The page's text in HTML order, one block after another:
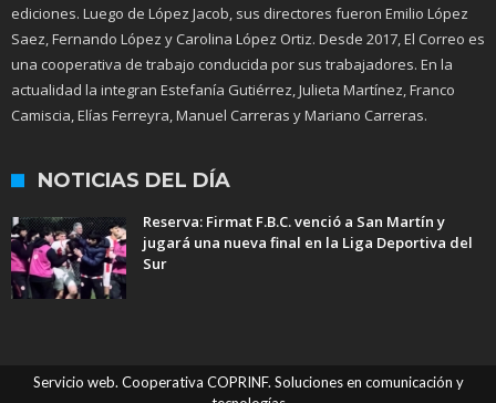
ediciones. Luego de López Jacob, sus directores fueron Emilio López
Saez, Fernando López y Carolina López Ortiz. Desde 2017, El Correo es
una cooperativa de trabajo conducida por sus trabajadores. En la
actualidad la integran Estefanía Gutiérrez, Julieta Martínez, Franco
Camiscia, Elías Ferreyra, Manuel Carreras y Mariano Carreras.
NOTICIAS DEL DÍA
Reserva: Firmat F.B.C. venció a San Martín y
jugará una nueva final en la Liga Deportiva del
Sur
Servicio web. Cooperativa COPRINF. Soluciones en comunicación y